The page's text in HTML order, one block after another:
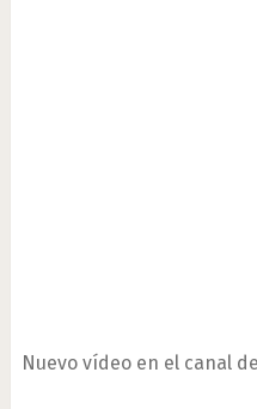
Nuevo vídeo en el canal